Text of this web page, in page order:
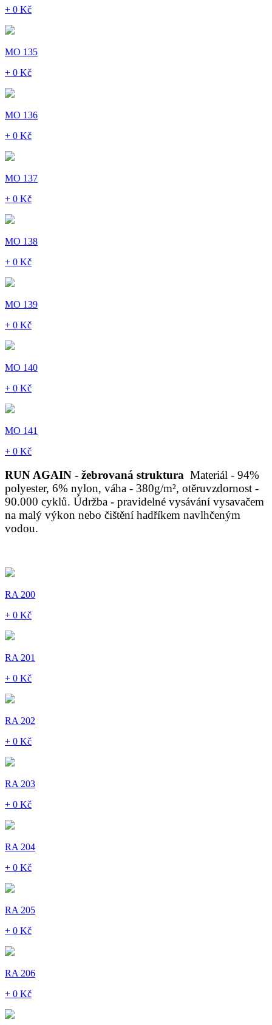
+ 0 Kč
MO 135
+ 0 Kč
MO 136
+ 0 Kč
MO 137
+ 0 Kč
MO 138
+ 0 Kč
MO 139
+ 0 Kč
MO 140
+ 0 Kč
MO 141
+ 0 Kč
RUN AGAIN - žebrovaná struktura Materiál - 94%
polyester, 6% nylon, váha - 380g/m², otěruvzdornost -
90.000 cyklů. Údržba - pravidelné vysávání vysavačem
na malý výkon nebo čištění hadříkem navlhčeným
vodou.
RA 200
+ 0 Kč
RA 201
+ 0 Kč
RA 202
+ 0 Kč
RA 203
+ 0 Kč
RA 204
+ 0 Kč
RA 205
+ 0 Kč
RA 206
+ 0 Kč